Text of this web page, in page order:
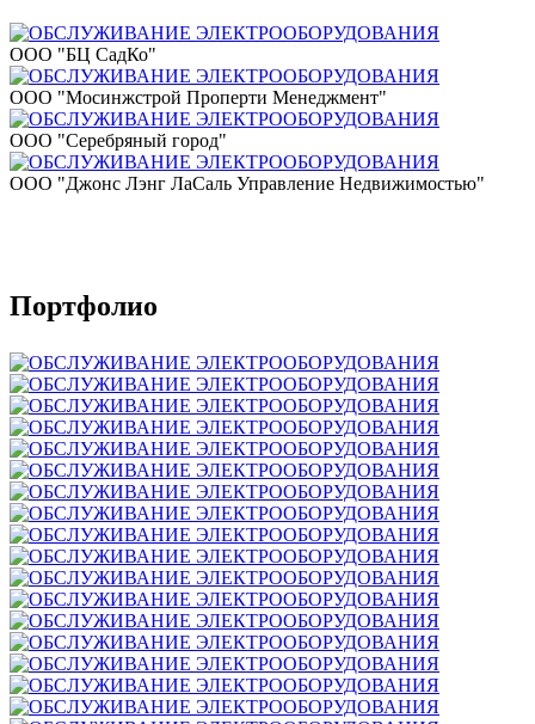
ООО "БЦ СадКо"
ООО "Мосинжстрой Проперти Менеджмент"
ООО "Серебряный город"
ООО "Джонс Лэнг ЛаСаль Управление Недвижимостью"
Портфолио